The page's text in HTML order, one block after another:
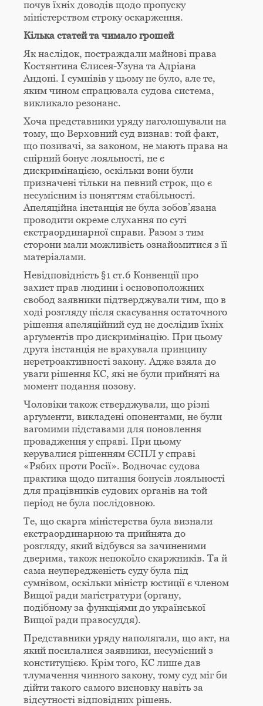
почув їхніх доводів щодо пропуску
міністерством строку оскарження.
Кілька статей та чимало грошей
Як наслідок, постраждали майнові права
Костянтина Єлисея-Узуна та Адріана
Андоні. І сумнівів у цьому не було, але те,
яким чином спрацювала судова система,
викликало резонанс.
Хоча представники уряду наголошували на
тому, що Верховний суд визнав: той факт,
що позивачі, за законом, не мають права на
спірний бонус лояльності, не є
дискримінацією, оскільки вони були
призначені тільки на певний строк, що є
несумісним із поняттям стабільності.
Апеляційна інстанція не була зобов’язана
проводити окреме слухання по суті
екстраординарної справи. Разом з тим
сторони мали можливість ознайомитися з її
матеріалами.
Невідповідність §1 ст.6 Конвенції про
захист прав людини і основоположних
свобод заявники підтверджували тим, що в
ході розгляду після скасування остаточного
рішення апеляційний суд не дослідив їхніх
аргументів про дискримінацію. При цьому
друга інстанція не врахувала принципу
неретроактивності закону. Адже взяла до
уваги рішення КС, які не були прийняті на
момент подання позову.
Чоловіки також стверджували, що різні
аргументи, викладені опонентами, не були
вагомими підставами для поновлення
провадження у справі. При цьому
керувалися рішенням ЄСПЛ у справі
«Рябих проти Росії». Водночас судова
практика щодо питання бонусів лояльності
для працівників судових органів на той
період не була послідовною.
Те, що скарга міністерства була визнали
екстраординарною та прийнята до
розгляду, який відбувся за зачиненими
дверима, також непокоїло скаржників. Та й
сама неупередженість суду була під
сумнівом, оскільки міністр юстиції є членом
Вищої ради магістратури (органу,
подібному за функціями до української
Вищої ради правосуддя).
Представники уряду наполягали, що акт, на
який посилалися заявники, несумісний з
конституцією. Крім того, КС лише дав
тлумачення чинного закону, тому суд міг би
дійти такого самого висновку навіть за
відсутності відповідних рішень.